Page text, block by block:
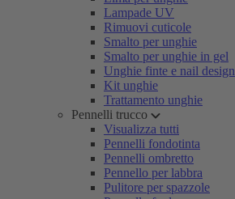
Lampade UV
Rimuovi cuticole
Smalto per unghie
Smalto per unghie in gel
Unghie finte e nail design
Kit unghie
Trattamento unghie
Pennelli trucco
Visualizza tutti
Pennelli fondotinta
Pennelli ombretto
Pennello per labbra
Pulitore per spazzole